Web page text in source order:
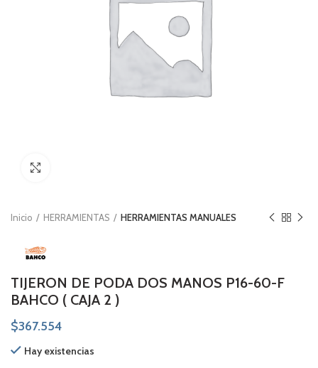
Inicio HERRAMIENTAS HERRAMIENTAS MANUALES
TIJERON DE PODA DOS MANOS P16-60-F
BAHCO ( CAJA 2 )
$367.554
Hay existencias